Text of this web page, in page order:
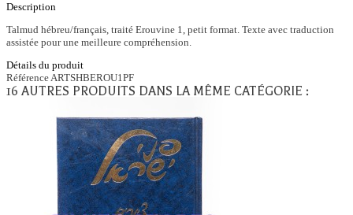
Description
Talmud hébreu/français, traité Erouvine 1, petit format. Texte avec traduction
assistée pour une meilleure compréhension.
Détails du produit
RéférenceARTSHBEROU1PF
16 AUTRES PRODUITS DANS LA MÊME CATÉGORIE :